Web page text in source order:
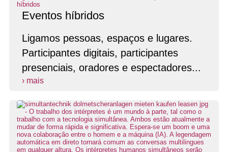
Eventos híbridos
Ligamos pessoas, espaços e lugares.
Participantes digitais, participantes
presenciais, oradores e espectadores...
› mais